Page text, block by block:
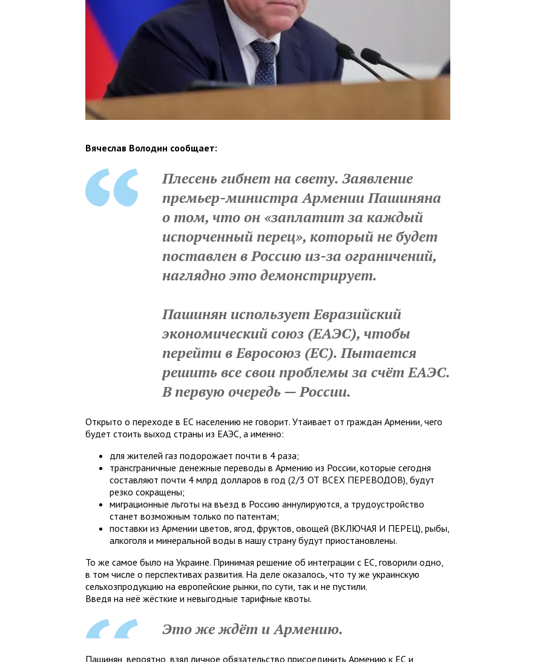
Вячеслав Володин сообщает:
Плесень гибнет на свету. Заявление
премьер-министра Армении Пашиняна
о том, что он «заплатит за каждый
испорченный перец», который не будет
поставлен в Россию из-за ограничений,
наглядно это демонстрирует.
Пашинян использует Евразийский
экономический союз (ЕАЭС), чтобы
перейти в Евросоюз (ЕС). Пытается
решить все свои проблемы за счёт ЕАЭС.
В первую очередь — России.
Открыто о переходе в ЕС населению не говорит. Утаивает от граждан Армении, чего
будет стоить выход страны из ЕАЭС, а именно:
для жителей газ подорожает почти в 4 раза;
трансграничные денежные переводы в Армению из России, которые сегодня
составляют почти 4 млрд долларов в год (2/3 ОТ ВСЕХ ПЕРЕВОДОВ), будут
резко сокращены;
миграционные льготы на въезд в Россию аннулируются, а трудоустройство
станет возможным только по патентам;
поставки из Армении цветов, ягод, фруктов, овощей (ВКЛЮЧАЯ И ПЕРЕЦ), рыбы,
алкоголя и минеральной воды в нашу страну будут приостановлены.
То же самое было на Украине. Принимая решение об интеграции с ЕС, говорили одно,
в том числе о перспективах развития. На деле оказалось, что ту же украинскую
сельхозпродукцию на европейские рынки, по сути, так и не пустили.
Введя на неё жёсткие и невыгодные тарифные квоты.
Это же ждёт и Армению.
Пашинян, вероятно, взял личное обязательство присоединить Армению к ЕС и